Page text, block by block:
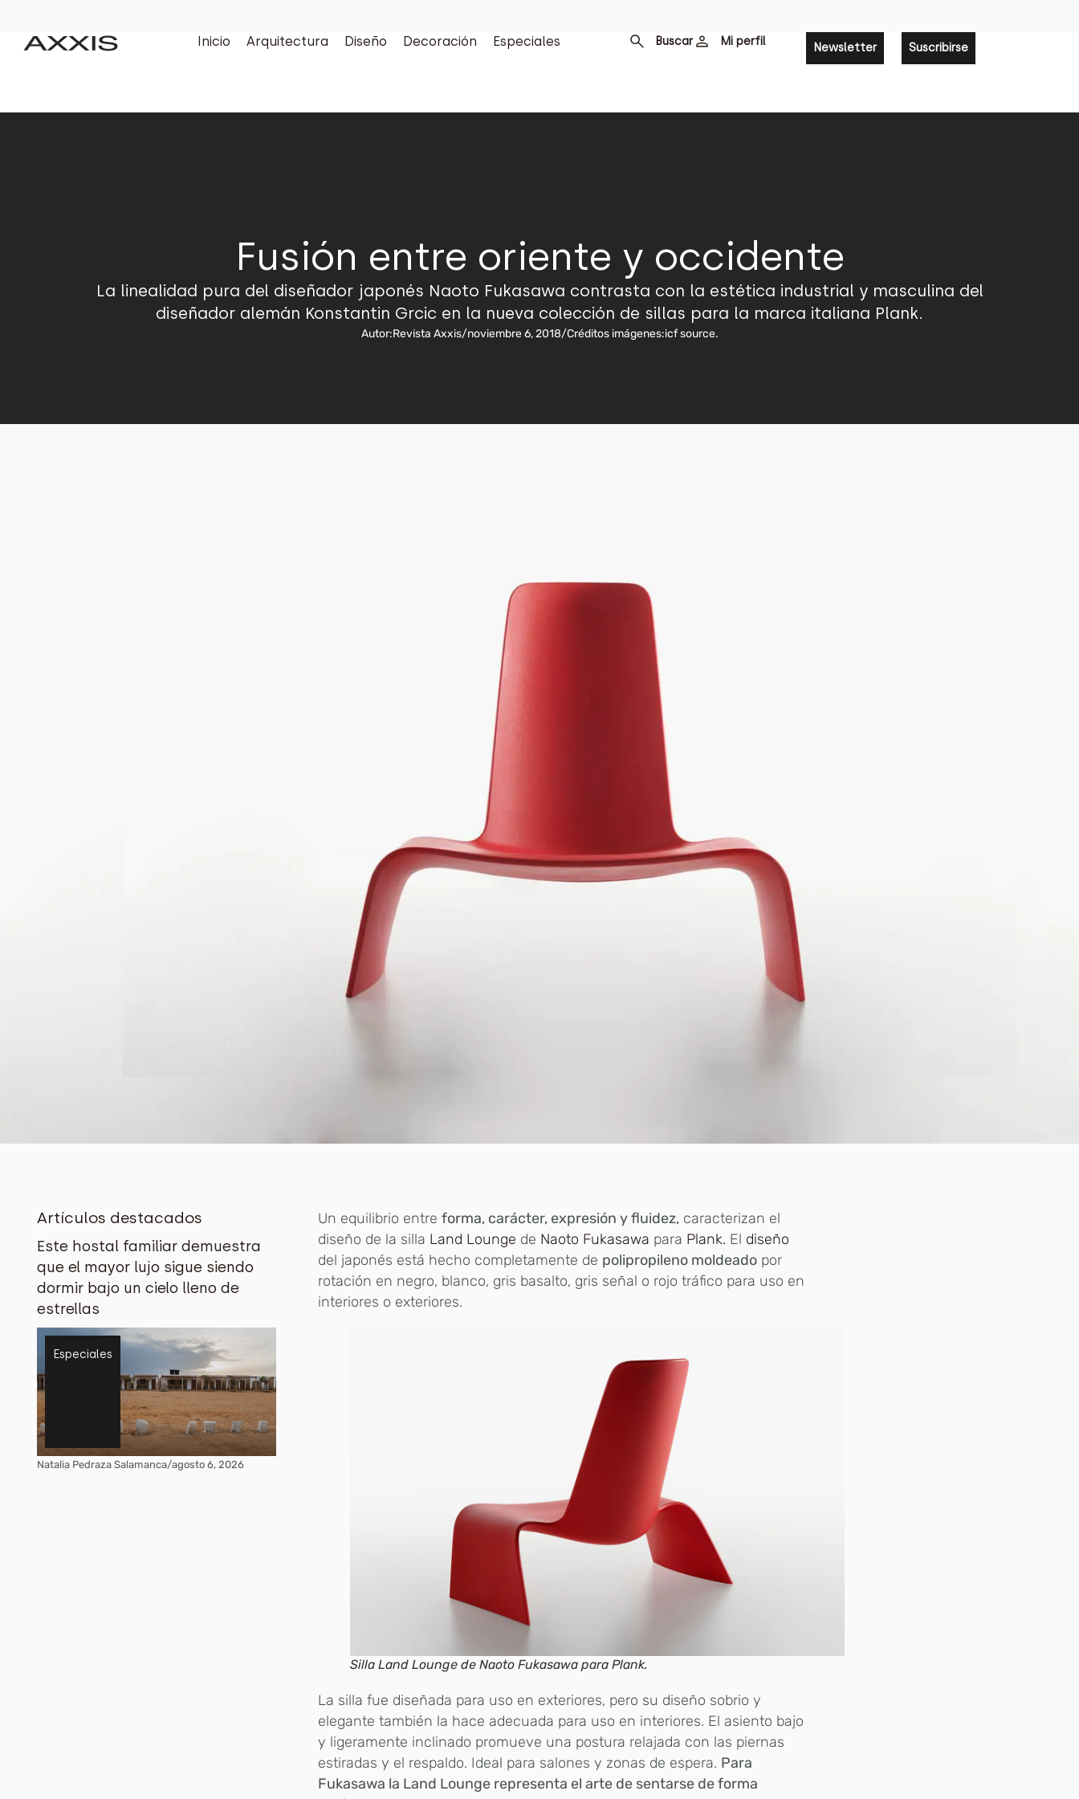
Inicio Arquitectura Diseño Decoración Especiales Buscar Mi perfil Newsletter Suscribirse
Fusión entre oriente y occidente
La linealidad pura del diseñador japonés Naoto Fukasawa contrasta con la estética industrial y masculina del
diseñador alemán Konstantin Grcic en la nueva colección de sillas para la marca italiana Plank.
Autor:Revista Axxis/noviembre 6, 2018/Créditos imágenes:icf source.
Artículos destacados
Este hostal familiar demuestra
que el mayor lujo sigue siendo
dormir bajo un cielo lleno de
estrellas
Especiales
Natalia Pedraza Salamanca/agosto 6, 2026
Un equilibrio entreforma, carácter, expresión y fluidez, caracterizan el
diseño de la silla Land Lounge de Naoto Fukasawa para Plank. El diseño
del japonés está hecho completamente de polipropileno moldeado por
rotación en negro, blanco, gris basalto, gris señal o rojo tráfico para uso en
interiores o exteriores.
Silla Land Lounge de Naoto Fukasawa para Plank.
La silla fue diseñada para uso en exteriores, pero su diseño sobrio y
elegante también la hace adecuada para uso en interiores. El asiento bajo
y ligeramente inclinado promueve una postura relajada con las piernas
estiradas y el respaldo. Ideal para salones y zonas de espera. Para
Fukasawa la Land Lounge representa el arte de sentarse de forma